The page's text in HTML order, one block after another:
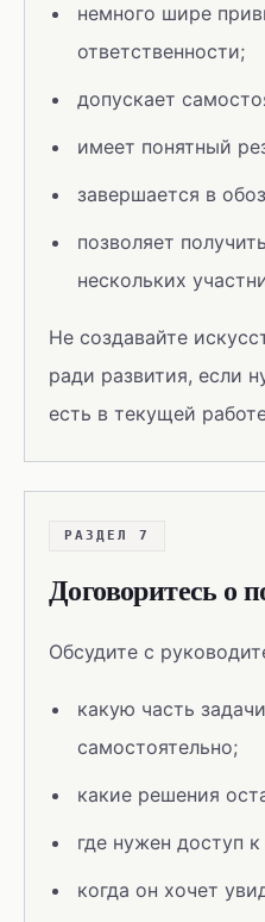
немного шире
ответственности;
допускает
имеет понятный
завершается в
позволяет
нескольких
Не создавайте
ради развития, если
есть в текущей
РАЗДЕЛ 7
Договоритесь о
Обсудите с
какую часть
самостоятельно;
какие решения
где нужен доступ
когда он хочет